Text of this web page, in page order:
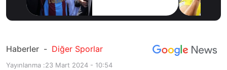
Haberler - Diğer Sporlar
Yayınlanma :23 Mart 2024 - 10:54